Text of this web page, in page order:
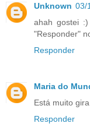
Unknown 03/
ahah gostei
"Responder"
Responder
Maria do
Está muito
Responder